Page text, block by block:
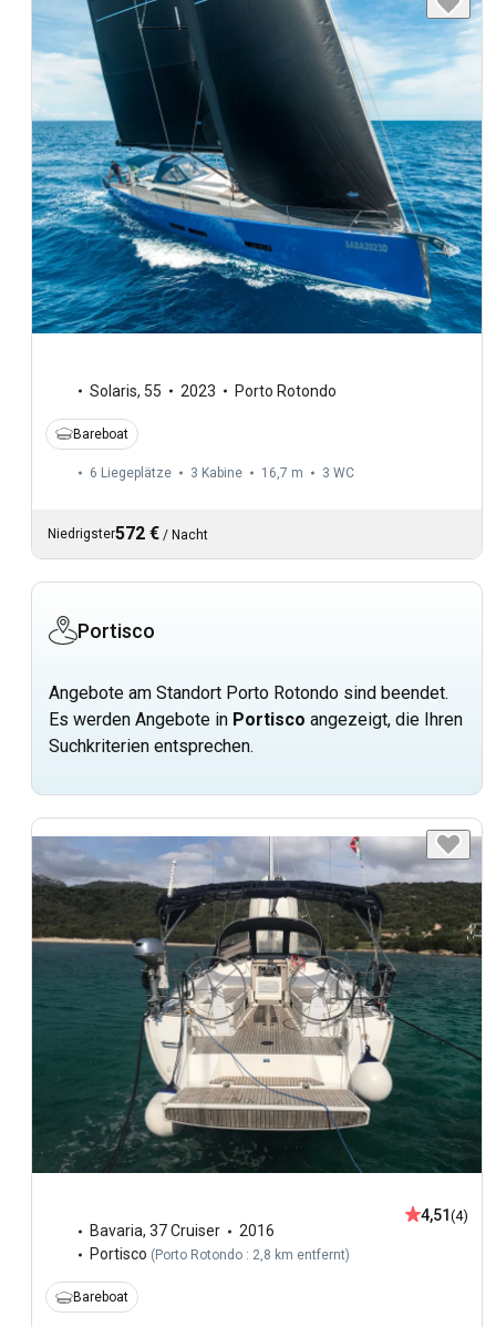
Solaris, 55 2023 Porto Rotondo
Bareboat
6 Liegeplätze 3 Kabine 16,7 m 3 WC
Niedrigster572 € / Nacht
Portisco
Angebote am Standort Porto Rotondo sind beendet.
Es werden Angebote in Portisco angezeigt, die Ihren
Suchkriterien entsprechen.
Bavaria, 37 Cruiser
2016
Portisco ( Porto Rotondo : 2,8 km entfernt)
4,51 (4)
Bareboat